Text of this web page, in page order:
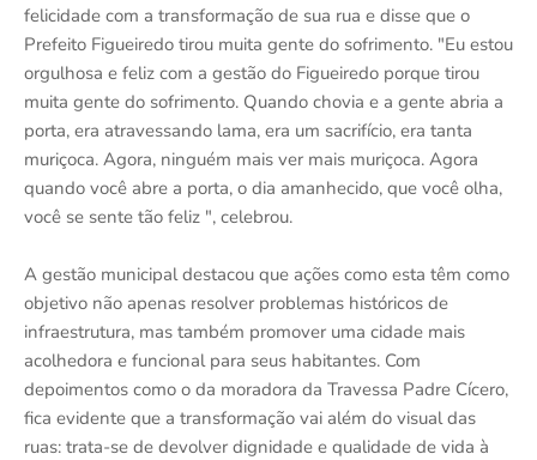
felicidade com a transformação de sua rua e disse que o
Prefeito Figueiredo tirou muita gente do sofrimento. "Eu estou
orgulhosa e feliz com a gestão do Figueiredo porque tirou
muita gente do sofrimento. Quando chovia e a gente abria a
porta, era atravessando lama, era um sacrifício, era tanta
muriçoca. Agora, ninguém mais ver mais muriçoca. Agora
quando você abre a porta, o dia amanhecido, que você olha,
você se sente tão feliz ", celebrou.
A gestão municipal destacou que ações como esta têm como
objetivo não apenas resolver problemas históricos de
infraestrutura, mas também promover uma cidade mais
acolhedora e funcional para seus habitantes. Com
depoimentos como o da moradora da Travessa Padre Cícero,
fica evidente que a transformação vai além do visual das
ruas: trata-se de devolver dignidade e qualidade de vida à